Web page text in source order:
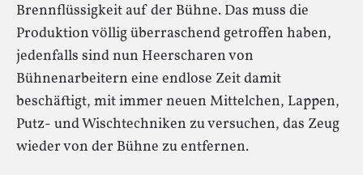
Brennflüssigkeit auf der Bühne. Das muss die
Produktion völlig überraschend getroffen haben,
jedenfalls sind nun Heerscharen von
Bühnenarbeitern eine endlose Zeit damit
beschäftigt, mit immer neuen Mittelchen, Lappen,
Putz- und Wischtechniken zu versuchen, das Zeug
wieder von der Bühne zu entfernen.